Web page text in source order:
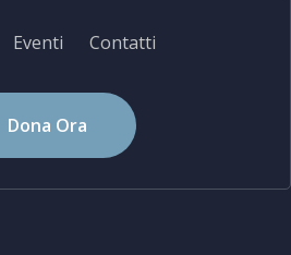
Eventi Contatti
Dona Ora